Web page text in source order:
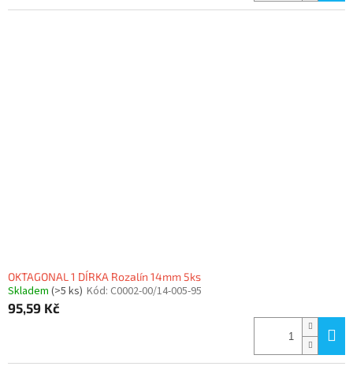
OKTAGONAL 1 DÍRKA Rozalín 14mm 5ks
Skladem (>5 ks) Kód: C0002-00/14-005-95
95,59 Kč